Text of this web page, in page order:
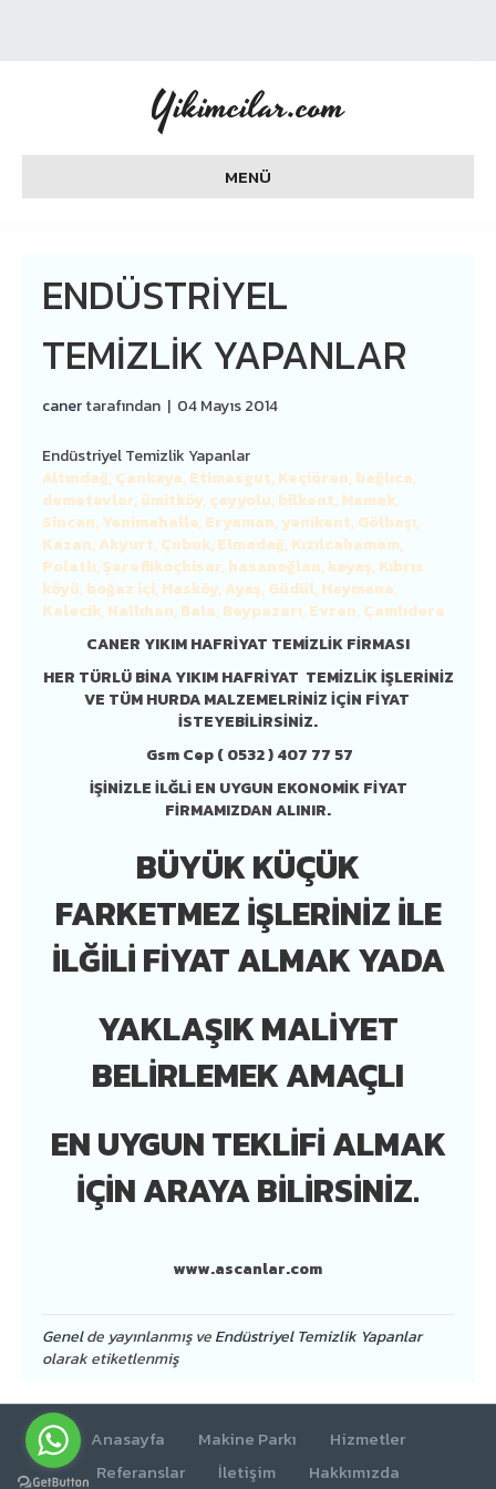
Yikimcilar.com
MENÜ
ENDÜSTRIYEL
TEMIZLIK YAPANLAR
canertarafından | 04 Mayıs 2014
Endüstriyel Temizlik Yapanlar
Altındağ, Çankaya, Etimesgut, Keçiören, bağlıca,
demetevler, ümitköy, çayyolu, bilkent, Mamak,
Sincan, Yenimahalle, Eryaman, yenikent, Gölbaşı,
Kazan, Akyurt, Çubuk, Elmadağ, Kızılcahamam,
Polatlı, Şereflikoçhisar, hasanoğlan, kayaş, Kıbrıs
köyü, boğaz içi, Hasköy, Ayaş, Güdül, Haymana,
Kalecik, Nallıhan, Bala, Beypazarı, Evren, Çamlıdere
CANER YIKIM HAFRİYAT TEMİZLİKFİRMASI
HER TÜRLÜ BİNA YIKIM HAFRİYAT TEMİZLİK İŞLERİNİZ
VE TÜM HURDA MALZEMELRİNİZ İÇİN FİYAT
İSTEYEBİLİRSİNİZ.
Gsm Cep ( 0532 ) 407 77 57
İŞİNİZLE İLĞLİ EN UYGUN EKONOMİK FİYAT
FİRMAMIZDAN ALINIR.
BÜYÜK KÜÇÜK
FARKETMEZ İŞLERINIZ ILE
ILĞILI FIYAT ALMAK YADA
YAKLAŞIK MALIYET
BELIRLEMEK AMAÇLI
EN UYGUN TEKLIFI ALMAK
İÇIN ARAYA BILIRSINIZ.
www.ascanlar.com
Genelde yayınlanmış veEndüstriyel Temizlik Yapanlar
olarak etiketlenmiş
Anasayfa Makine Parkı
Hizmetler
Referanslar
İletişim Hakkımızda